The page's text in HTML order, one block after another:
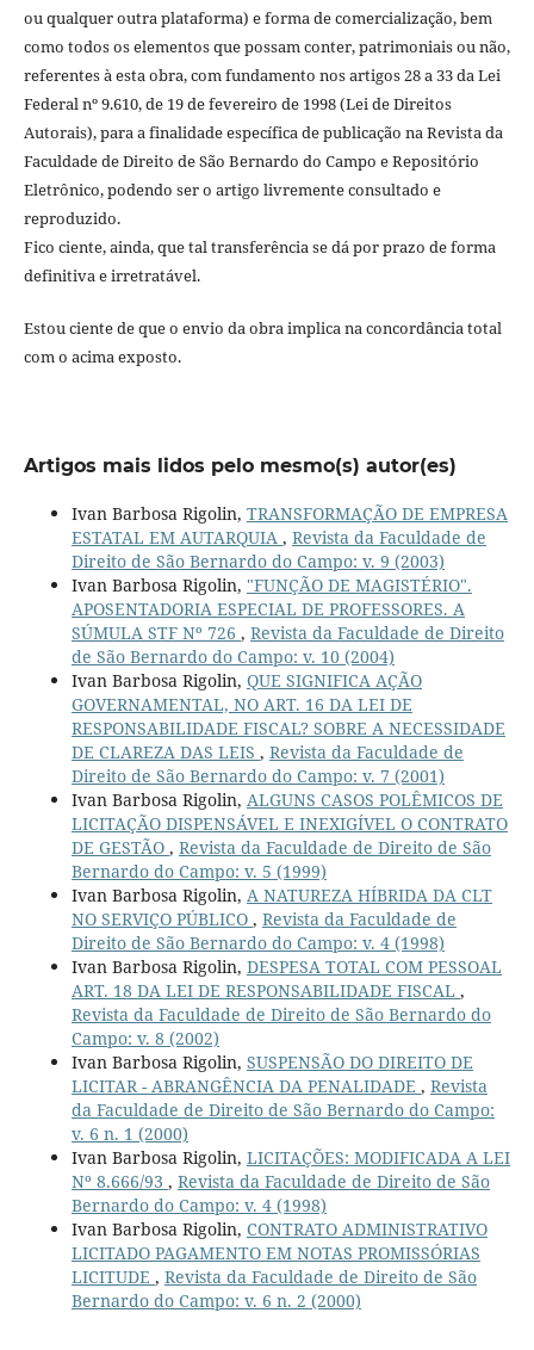
ou qualquer outra plataforma) e forma de comercialização, bem
como todos os elementos que possam conter, patrimoniais ou não,
referentes à esta obra, com fundamento nos artigos 28 a 33 da Lei
Federal nº 9.610, de 19 de fevereiro de 1998 (Lei de Direitos
Autorais), para a finalidade específica de publicação na Revista da
Faculdade de Direito de São Bernardo do Campo e Repositório
Eletrônico, podendo ser o artigo livremente consultado e
reproduzido.
Fico ciente, ainda, que tal transferência se dá por prazo de forma
definitiva e irretratável.
Estou ciente de que o envio da obra implica na concordância total
com o acima exposto.
Artigos mais lidos pelo mesmo(s) autor(es)
Ivan Barbosa Rigolin, TRANSFORMAÇÃO DE EMPRESA
ESTATAL EM AUTARQUIA , Revista da Faculdade de
Direito de São Bernardo do Campo: v. 9 (2003)
Ivan Barbosa Rigolin, "FUNÇÃO DE MAGISTÉRIO".
APOSENTADORIA ESPECIAL DE PROFESSORES. A
SÚMULA STF Nº 726 , Revista da Faculdade de Direito
de São Bernardo do Campo: v. 10 (2004)
Ivan Barbosa Rigolin, QUE SIGNIFICA AÇÃO
GOVERNAMENTAL, NO ART. 16 DA LEI DE
RESPONSABILIDADE FISCAL? SOBRE A NECESSIDADE
DE CLAREZA DAS LEIS , Revista da Faculdade de
Direito de São Bernardo do Campo: v. 7 (2001)
Ivan Barbosa Rigolin, ALGUNS CASOS POLÊMICOS DE
LICITAÇÃO DISPENSÁVEL E INEXIGÍVEL O CONTRATO
DE GESTÃO , Revista da Faculdade de Direito de São
Bernardo do Campo: v. 5 (1999)
Ivan Barbosa Rigolin, A NATUREZA HÍBRIDA DA CLT
NO SERVIÇO PÚBLICO , Revista da Faculdade de
Direito de São Bernardo do Campo: v. 4 (1998)
Ivan Barbosa Rigolin, DESPESA TOTAL COM PESSOAL
ART. 18 DA LEI DE RESPONSABILIDADE FISCAL ,
Revista da Faculdade de Direito de São Bernardo do
Campo: v. 8 (2002)
Ivan Barbosa Rigolin, SUSPENSÃO DO DIREITO DE
LICITAR - ABRANGÊNCIA DA PENALIDADE , Revista
da Faculdade de Direito de São Bernardo do Campo:
v. 6 n. 1 (2000)
Ivan Barbosa Rigolin, LICITAÇÕES: MODIFICADA A LEI
Nº 8.666/93 , Revista da Faculdade de Direito de São
Bernardo do Campo: v. 4 (1998)
Ivan Barbosa Rigolin, CONTRATO ADMINISTRATIVO
LICITADO PAGAMENTO EM NOTAS PROMISSÓRIAS
LICITUDE , Revista da Faculdade de Direito de São
Bernardo do Campo: v. 6 n. 2 (2000)